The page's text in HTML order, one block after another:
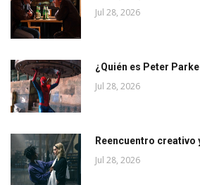
Jul 28, 2026
¿Quién es Peter
Jul 28, 2026
Reencuentro creativo
Jul 28, 2026